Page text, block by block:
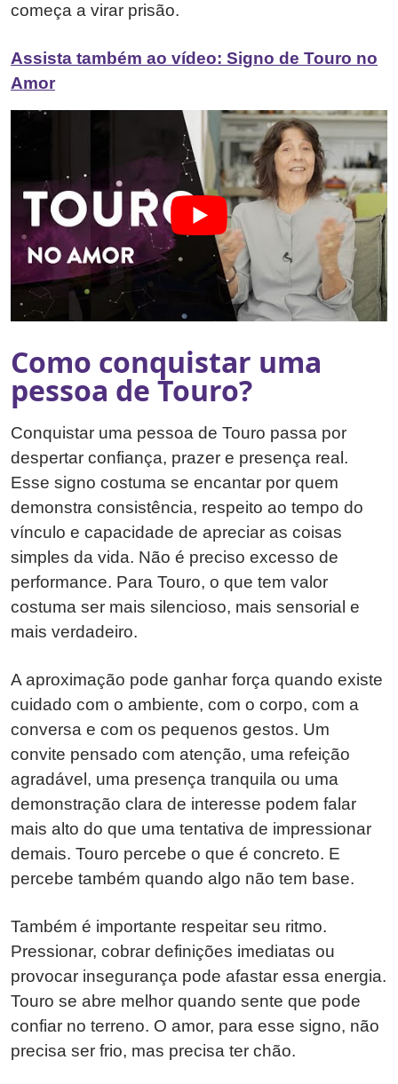
começa a virar prisão.
Assista também ao vídeo: Signo de Touro no
Amor
Como conquistar uma
pessoa de Touro?
Conquistar uma pessoa de Touro passa por
despertar confiança, prazer e presença real.
Esse signo costuma se encantar por quem
demonstra consistência, respeito ao tempo do
vínculo e capacidade de apreciar as coisas
simples da vida. Não é preciso excesso de
performance. Para Touro, o que tem valor
costuma ser mais silencioso, mais sensorial e
mais verdadeiro.
A aproximação pode ganhar força quando existe
cuidado com o ambiente, com o corpo, com a
conversa e com os pequenos gestos. Um
convite pensado com atenção, uma refeição
agradável, uma presença tranquila ou uma
demonstração clara de interesse podem falar
mais alto do que uma tentativa de impressionar
demais. Touro percebe o que é concreto. E
percebe também quando algo não tem base.
Também é importante respeitar seu ritmo.
Pressionar, cobrar definições imediatas ou
provocar insegurança pode afastar essa energia.
Touro se abre melhor quando sente que pode
confiar no terreno. O amor, para esse signo, não
precisa ser frio, mas precisa ter chão.